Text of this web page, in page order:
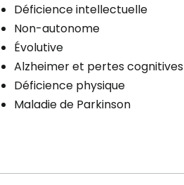
Déficience intellectuelle
Non-autonome
Évolutive
Alzheimer et pertes cognitives
Déficience physique
Maladie de Parkinson